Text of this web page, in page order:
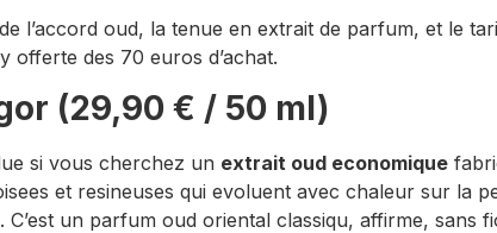
l’accord oud, la tenue en extrait de parfum, et le
offerte des 70 euros d’achat.
(29,90 € / 50 ml)
si vous cherchez un extrait oud economique
et resineuses qui evoluent avec chaleur sur la
un parfum oud oriental classiqu, affirme, sans